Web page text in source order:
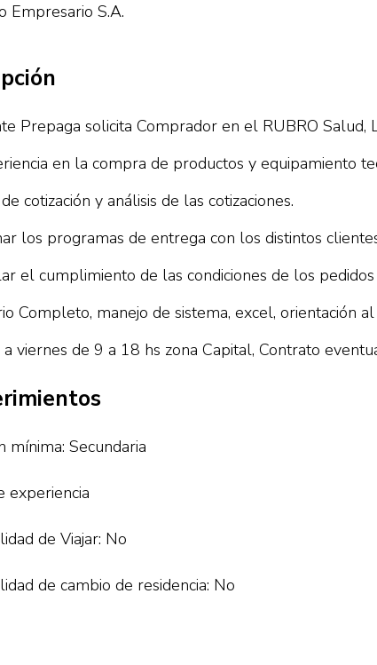
Empresario S.A.
Prepaga solicita Comprador en el RUBRO Salud,
en la compra de productos y equipamiento
cotización y análisis de las cotizaciones.
los programas de entrega con los distintos
el cumplimiento de las condiciones de los pedidos
Completo, manejo de sistema, excel, orientación
viernes de 9 a 18 hs zona Capital, Contrato
mínima: Secundaria
experiencia
de Viajar: No
de cambio de residencia: No